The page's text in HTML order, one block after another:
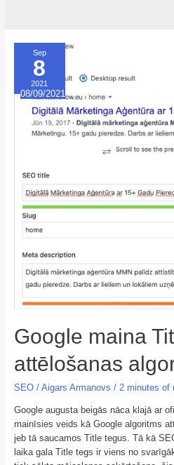
Sep
8
2021
08/09/2021
Google maina
attēlošanas
SEO/ Aigars Armanovs / 2 minutes of
Google augusta beigās nāca klajā ar
mainīsies veids kā Google algoritms
jeb tā saucamos Title tegus. Tā kā
laika gala Title tegs ir viens no